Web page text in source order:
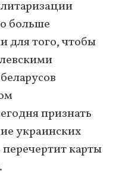
больше
для того, чтобы
признать
украинских
карты